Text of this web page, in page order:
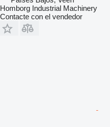
Homborg Industrial Machinery
Contacte con el vendedor